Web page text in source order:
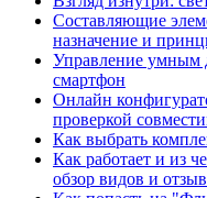
Составляющие
назначение и
Управление умным
смартфон
Онлайн
проверкой
Как выбрать
Как работает и из
обзор видов и